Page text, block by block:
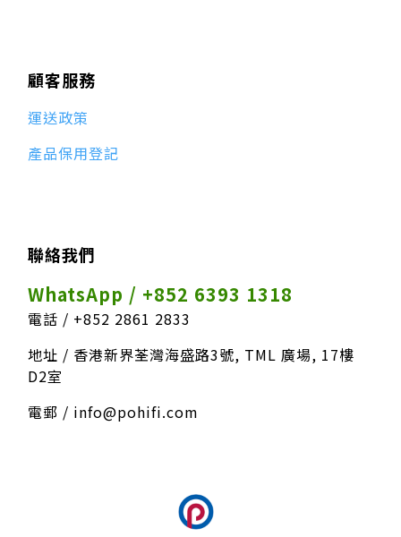
顧客服務
運送政策
產品保用登記
聯絡我們
WhatsApp / +852 6393 1318
電話 / +852 2861 2833
地址 / 香港新界荃灣海盛路3號, TML 廣場, 17樓
D2室
電郵 / info@pohifi.com